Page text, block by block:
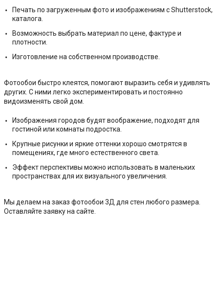
Печать по загруженным фото и изображениям с Shutterstock,
каталога.
Возможность выбрать материал по цене, фактуре и
плотности.
Изготовление на собственном производстве.
Фотообои быстро клеятся, помогают выразить себя и удивлять
других. С ними легко экспериментировать и постоянно
видоизменять свой дом.
Изображения городов будят воображение, подходят для
гостиной или комнаты подростка.
Крупные рисунки и яркие оттенки хорошо смотрятся в
помещениях, где много естественного света.
Эффект перспективы можно использовать в маленьких
пространствах для их визуального увеличения.
Мы делаем на заказ фотообои 3Д для стен любого размера.
Оставляйте заявку на сайте.